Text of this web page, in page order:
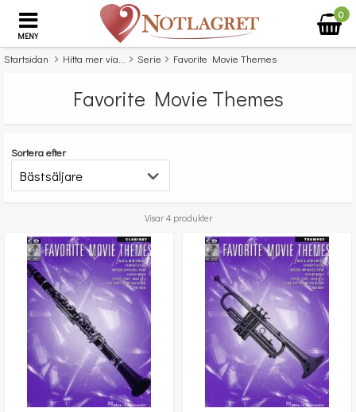
MENY
0
Startsidan Hitta mer via... Serie Favorite Movie Themes
Favorite Movie Themes
Sortera efter
Visar 4 produkter